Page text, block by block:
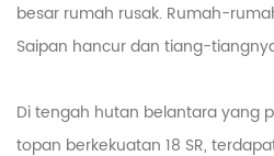
besar rumah rusak. Rumah-
Saipan hancur dan tiang-
Di tengah hutan belantara yang
topan berkekuatan 18 SR,